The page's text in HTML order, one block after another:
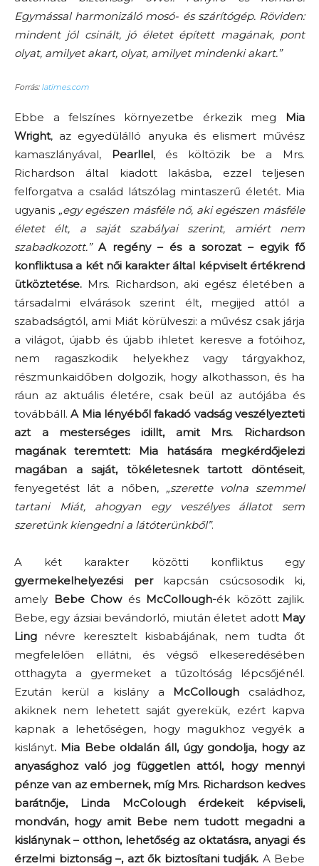
Egymással harmonizáló mosó- és szárítógép. Röviden:
mindent jól csinált, jó életet épített magának, pont
olyat, amilyet akart, olyat, amilyet mindenki akart.”
Forrás: latimes.com
Ebbe a felszínes környezetbe érkezik meg Mia
Wright, az egyedülálló anyuka és elismert művész
kamaszlányával, Pearllel, és költözik be a Mrs.
Richardson által kiadott lakásba, ezzel teljesen
felforgatva a család látszólag mintaszerű életét. Mia
ugyanis „egy egészen másféle nő, aki egészen másféle
életet élt, a saját szabályai szerint, amiért nem
szabadkozott.” A regény – és a sorozat – egyik fő
konfliktusa a két női karakter által képviselt értékrend
ütköztetése. Mrs. Richardson, aki egész életében a
társadalmi elvárások szerint élt, megijed attól a
szabadságtól, ami Miát körülveszi: a művész csak járja
a világot, újabb és újabb ihletet keresve a fotóihoz,
nem ragaszkodik helyekhez vagy tárgyakhoz,
részmunkaidőben dolgozik, hogy alkothasson, és ha
ráun az aktuális életére, csak beül az autójába és
továbbáll.A Mia lényéből fakadó vadság veszélyezteti
azt a mesterséges idillt, amit Mrs. Richardson
magának teremtett: Mia hatására megkérdőjelezi
magában a saját, tökéletesnek tartott döntéseit,
fenyegetést lát a nőben, „szerette volna szemmel
tartani Miát, ahogyan egy veszélyes állatot sem
szeretünk kiengedni a látóterünkből”.
A két karakter közötti konfliktus egy
gyermekelhelyezési perkapcsán csúcsosodik ki,
amely Bebe Chowés McCollough-ék között zajlik.
Bebe, egy ázsiai bevándorló, miután életet adott May
Ling névre keresztelt kisbabájának, nem tudta őt
megfelelően ellátni, és végső elkeseredésében
otthagyta a gyermeket a tűzoltóság lépcsőjénél.
Ezután kerül a kislány a McCollough családhoz,
akiknek nem lehetett saját gyerekük, ezért kapva
kapnak a lehetőségen, hogy magukhoz vegyék a
kislányt. Mia Bebe oldalán áll, úgy gondolja, hogy az
anyasághoz való jog független attól, hogy mennyi
pénze van az embernek, míg Mrs. Richardson kedves
barátnője, Linda McColough érdekeit képviseli,
mondván, hogy amit Bebe nem tudott megadni a
kislánynak – otthon, lehetőség az oktatásra, anyagi és
érzelmi biztonság –, azt ők biztosítani tudják. A Bebe